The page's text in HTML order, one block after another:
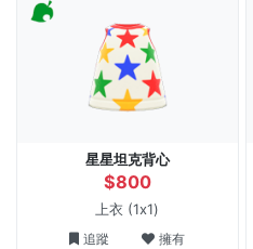
星星坦克背心
$800
上衣 (1x1)
追蹤 擁有